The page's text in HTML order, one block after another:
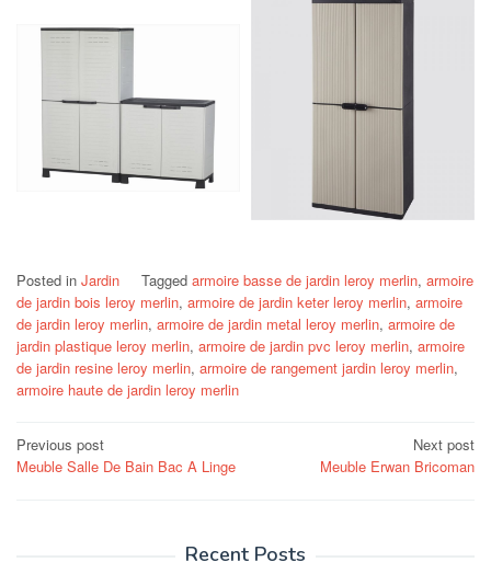
Posted in Jardin Tagged armoire basse de jardin leroy merlin, armoire
de jardin bois leroy merlin, armoire de jardin keter leroy merlin, armoire
de jardin leroy merlin, armoire de jardin metal leroy merlin, armoire de
jardin plastique leroy merlin, armoire de jardin pvc leroy merlin, armoire
de jardin resine leroy merlin, armoire de rangement jardin leroy merlin,
armoire haute de jardin leroy merlin
Post
navigation
Previous post
Meuble Salle De Bain Bac A Linge
Next post
Meuble Erwan Bricoman
Recent Posts